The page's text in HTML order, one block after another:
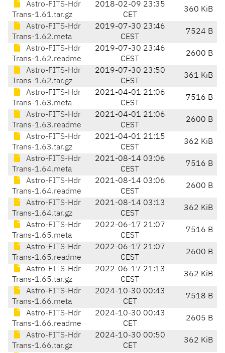
Astro-FITS-Hdr
Trans-1.61.tar.gz
2018-02-09 23:35
CET
360 KiB
Astro-FITS-Hdr
Trans-1.62.meta
2019-07-30 23:46
CEST
7524 B
Astro-FITS-Hdr
Trans-1.62.readme
2019-07-30 23:46
CEST
2600 B
Astro-FITS-Hdr
Trans-1.62.tar.gz
2019-07-30 23:50
CEST
361 KiB
Astro-FITS-Hdr
Trans-1.63.meta
2021-04-01 21:06
CEST
7516 B
Astro-FITS-Hdr
Trans-1.63.readme
2021-04-01 21:06
CEST
2600 B
Astro-FITS-Hdr
Trans-1.63.tar.gz
2021-04-01 21:15
CEST
362 KiB
Astro-FITS-Hdr
Trans-1.64.meta
2021-08-14 03:06
CEST
7516 B
Astro-FITS-Hdr
Trans-1.64.readme
2021-08-14 03:06
CEST
2600 B
Astro-FITS-Hdr
Trans-1.64.tar.gz
2021-08-14 03:13
CEST
362 KiB
Astro-FITS-Hdr
Trans-1.65.meta
2022-06-17 21:07
CEST
7516 B
Astro-FITS-Hdr
Trans-1.65.readme
2022-06-17 21:07
CEST
2600 B
Astro-FITS-Hdr
Trans-1.65.tar.gz
2022-06-17 21:13
CEST
362 KiB
Astro-FITS-Hdr
Trans-1.66.meta
2024-10-30 00:43
CET
7518 B
Astro-FITS-Hdr
Trans-1.66.readme
2024-10-30 00:43
CET
2605 B
Astro-FITS-Hdr
Trans-1.66.tar.gz
2024-10-30 00:50
CET
362 KiB